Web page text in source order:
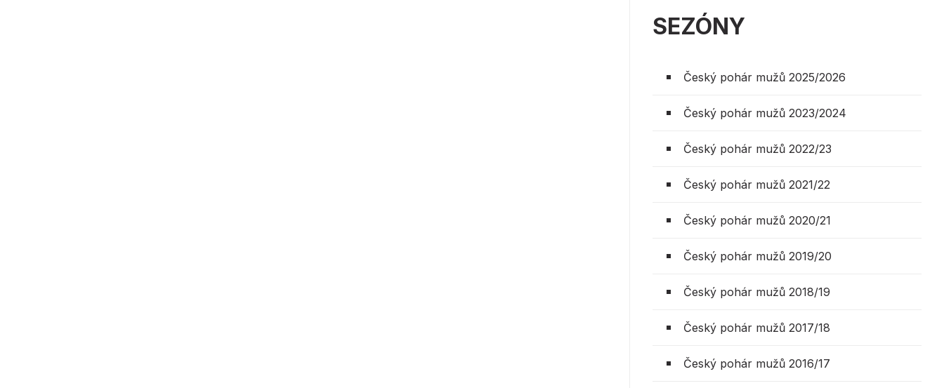
SEZÓNY
Český pohár mužů 2025/2026
Český pohár mužů 2023/2024
Český pohár mužů 2022/23
Český pohár mužů 2021/22
Český pohár mužů 2020/21
Český pohár mužů 2019/20
Český pohár mužů 2018/19
Český pohár mužů 2017/18
Český pohár mužů 2016/17